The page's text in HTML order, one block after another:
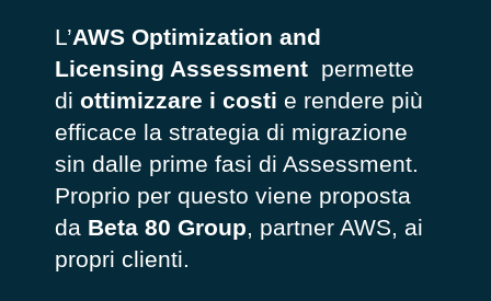
L’AWS Optimization and
Licensing Assessment permette
di ottimizzare i costi e rendere più
efficace la strategia di migrazione
sin dalle prime fasi di Assessment.
Proprio per questo viene proposta
da Beta 80 Group, partner AWS, ai
propri clienti.